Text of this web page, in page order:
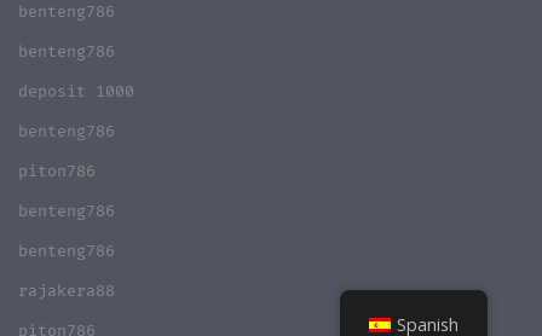
Spanish
benteng786
benteng786
deposit 1000
benteng786
piton786
benteng786
benteng786
rajakera88
piton786